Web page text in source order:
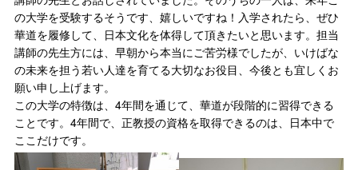
の大学を受験するそうです、嬉しいですね！入学されたら、ぜひ
華道を履修して、日本文化を体得して頂きたいと思います。担当
講師の先生方には、早朝から本当にご苦労様でしたが、いけばな
の未来を担う若い人達を育てる大切なお役目、今後とも宜しくお
願い申し上げます。
この大学の特徴は、4年間を通じて、華道が段階的に習得できる
ことです。4年間で、正教授の資格を取得できるのは、日本中で
ここだけです。